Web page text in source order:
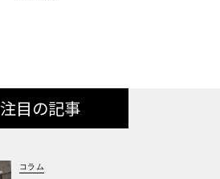
注目の記事
コラム